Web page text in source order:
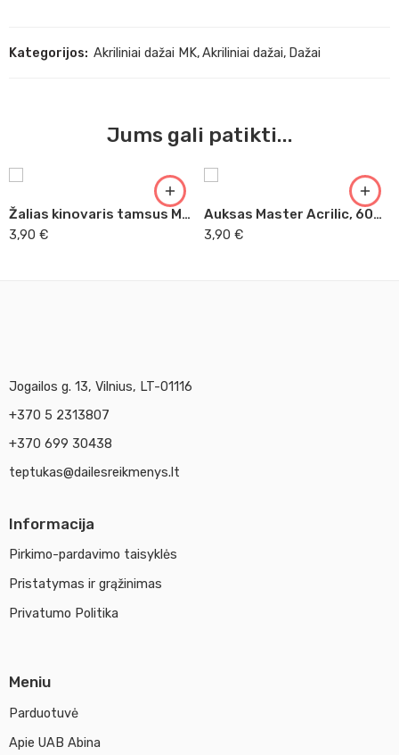
Kategorijos: Akriliniai dažai MK,Akriliniai dažai, Dažai
Jums gali patikti...
Žalias kinovaris tamsus Master Acrilic, 60ml (31)
3,90 €
Auksas Master Acrilic, 60ml (52)
3,90 €
Jogailos g. 13, Vilnius, LT-01116
+370 5 2313807
+370 699 30438
teptukas@dailesreikmenys.lt
Informacija
Pirkimo-pardavimo taisyklės
Pristatymas ir grąžinimas
Privatumo Politika
Meniu
Parduotuvė
Apie UAB Abina